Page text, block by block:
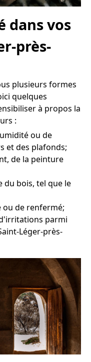
dans vos
près-
plusieurs formes
quelques
à propos la
:
ou de
et des plafonds;
de la peinture
bois, tel que le
ou de renfermé;
parmi
Léger-près-